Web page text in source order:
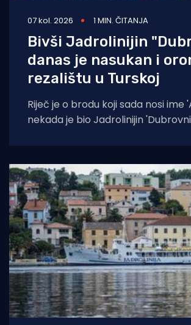
07 kol. 2026 1 MIN. ČITANJA
Bivši Jadrolinijin
danas je nasukan i
rezalištu u Turskoj
Riječ je o brodu koji sada nosi ime